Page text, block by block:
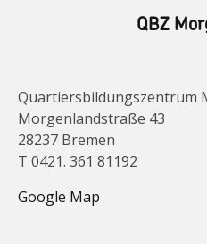
QBZ
Quartiersbildungszentrum
Morgenlandstraße 43
28237 Bremen
T 0421. 361 81192
Google Map